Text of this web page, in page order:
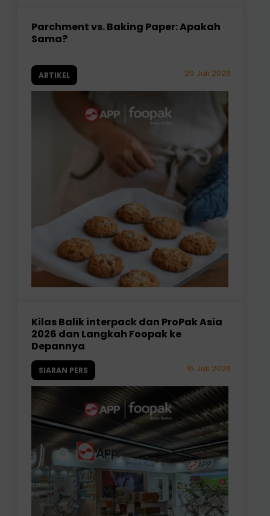
Parchment vs. Baking Paper: Apakah
Sama?
ARTIKEL 29 Juli 2026
Kilas Balik interpack dan ProPak Asia
2026 dan Langkah Foopak ke
Depannya
SIARAN PERS 15 Juli 2026